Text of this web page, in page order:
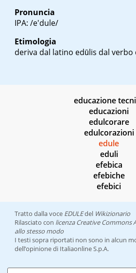
Pronuncia
IPA: /e'dule/
Etimologia
deriva dal latino edūlis dal verbo
educazione
educazioni
edulcorare
edulcorazioni
edule
eduli
efebica
efebiche
efebici
Tratto dalla voce EDULEdel Wikizionario
Rilasciato con licenza Creative
allo stesso modo
I testi sopra riportati non sono in alcun
dell’opinione di Italiaonline S.p.A.